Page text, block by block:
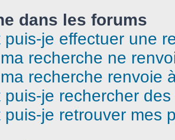
dans les forums
puis-je effectuer une
recherche ne
recherche renvoie
puis-je rechercher
puis-je retrouver mes